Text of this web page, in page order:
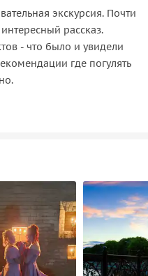
экскурсия. Почти
рассказ.
- что было и увидели
где погулять